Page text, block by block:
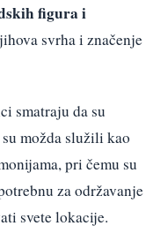
figura i
svrha i značenje
smatraju da su
možda služili kao
pri čemu su
za održavanje
svete lokacije.